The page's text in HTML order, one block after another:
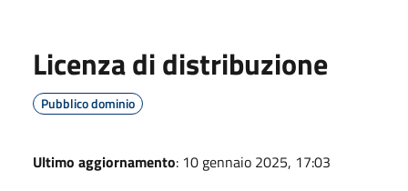
Licenza di distribuzione
Pubblico dominio
Ultimo aggiornamento: 10 gennaio 2025, 17:03